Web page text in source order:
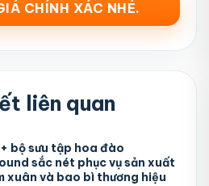
liên quan
bộ sưu tập hoa đào
sắc nét phục vụ sản xuất
xuân và bao bì thương hiệu